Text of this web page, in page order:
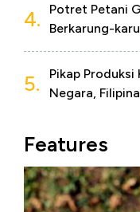
4.
Potret Petani
Berkarung-
5.
Pikap
Negara,
Features